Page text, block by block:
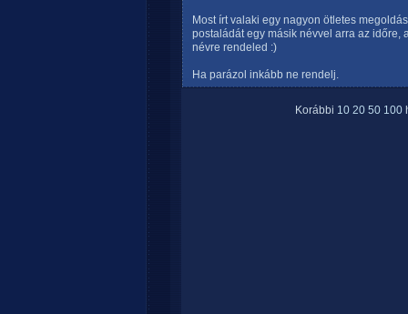
Most írt valaki egy nagyon ötletes
postaládát egy másik névvel arra az időre,
névre rendeled :)
Ha parázol inkább ne rendelj.
Korábbi 10 20 50 100